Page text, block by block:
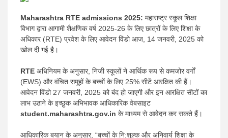
Maharashtra RTE admissions 2025: महाराष्ट्र स्कूल शिक्षा
विभाग द्वारा आगामी शैक्षणिक वर्ष 2025-26 के लिए छात्रों के लिए शिक्षा के
अधिकार (RTE) प्रवेश के लिए आवेदन विंडो आज, 14 जनवरी, 2025 को
खोल दी गई है।
RTE अधिनियम के अनुसार, निजी स्कूलों ने आर्थिक रूप से कमजोर वर्गों
(EWS) और वंचित समूहों के बच्चों के लिए 25% सीटें आरक्षित की हैं।
आवेदन विंडो 27 जनवरी, 2025 को बंद हो जाएगी और इन आरक्षित सीटों का
लाभ उठाने के इच्छुक अभिभावक आधिकारिक वेबसाइट
student.maharashtra.gov.in के माध्यम से आवेदन कर सकते हैं।
आधिकारिक बयान के अनुसार, “बच्चों के नि:शुल्क और अनिवार्य शिक्षा के